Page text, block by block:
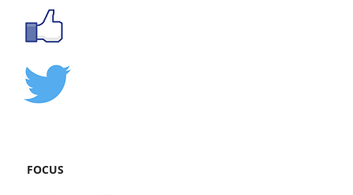
FOCUS